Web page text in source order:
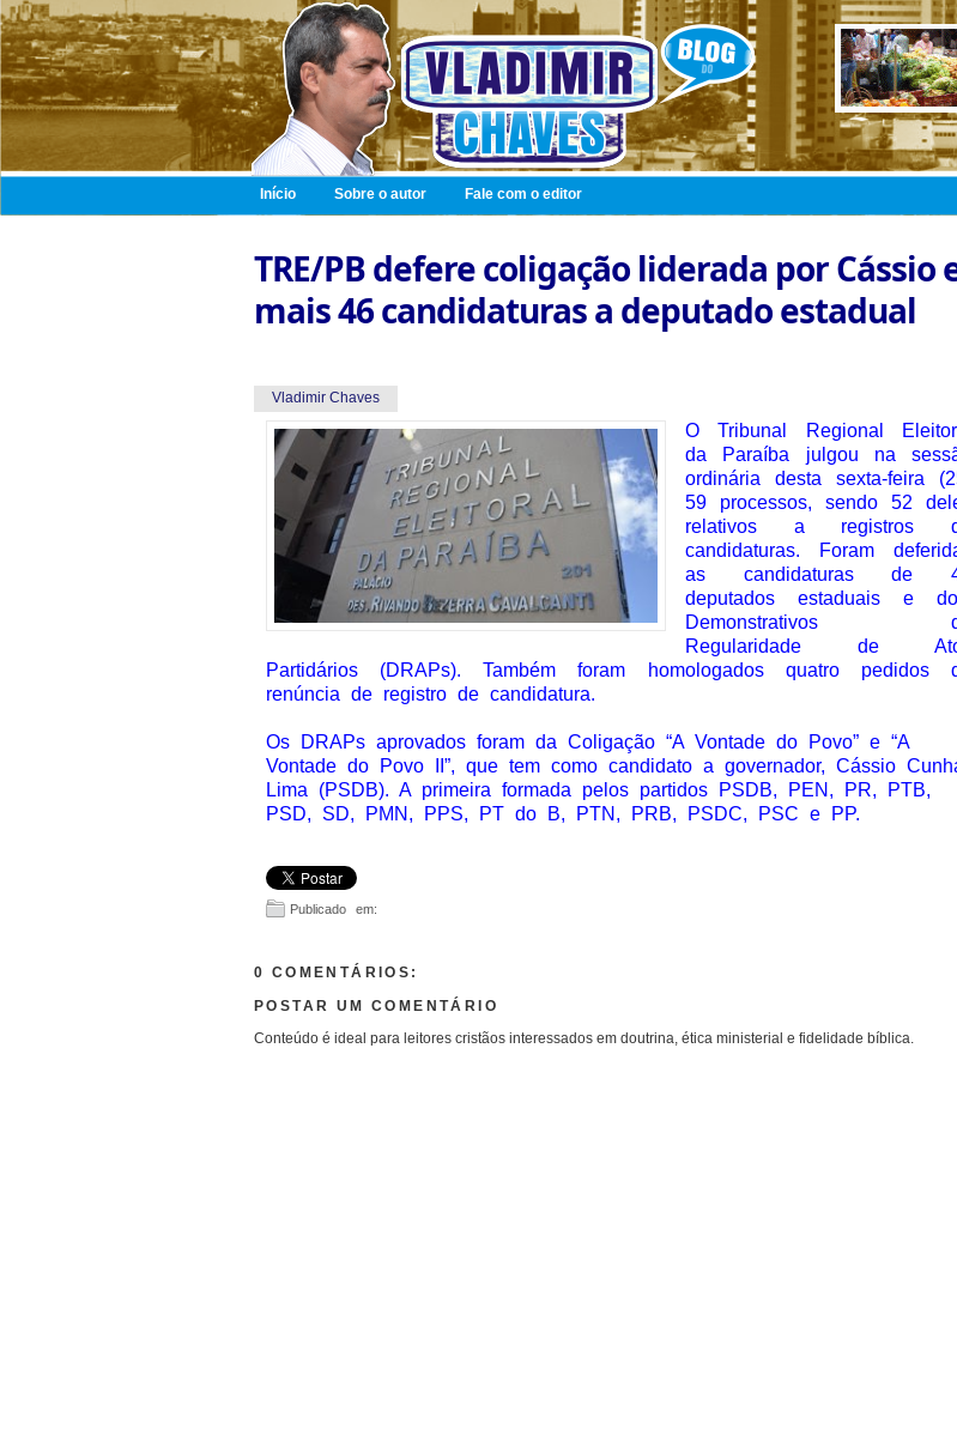
Início Sobre o autor Fale com o editor
TRE/PB defere coligação liderada por Cássio
mais 46 candidaturas a deputado estadual
Vladimir Chaves
O Tribunal Regional
da Paraíba julgou na
ordinária desta sexta-feira
59 processos, sendo 52
relativos a registros
candidaturas. Foram
as candidaturas de
deputados estaduais e
Demonstrativos
Regularidade de
Partidários (DRAPs). Também foram homologados quatro pedidos
renúncia de registro de candidatura.
Os DRAPs aprovados foram da Coligação “A Vontade do Povo” e “A
Vontade do Povo II”, que tem como candidato a governador, Cássio
Lima (PSDB). A primeira formada pelos partidos PSDB, PEN, PR, PTB,
PSD, SD, PMN, PPS, PT do B, PTN, PRB, PSDC, PSC e PP.
Publicado em:
0 COMENTÁRIOS:
POSTAR UM COMENTÁRIO
Conteúdo é ideal para leitores cristãos interessados em doutrina, ética ministerial e fidelidade bíblica.